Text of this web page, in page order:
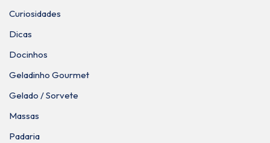
Curiosidades
Dicas
Docinhos
Geladinho Gourmet
Gelado / Sorvete
Massas
Padaria